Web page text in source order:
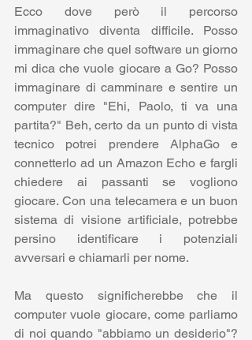
Ecco dove però il percorso
immaginativo diventa difficile. Posso
immaginare che quel software un giorno
mi dica che vuole giocare a Go? Posso
immaginare di camminare e sentire un
computer dire "Ehi, Paolo, ti va una
partita?" Beh, certo da un punto di vista
tecnico potrei prendere AlphaGo e
connetterlo ad un Amazon Echo e fargli
chiedere ai passanti se vogliono
giocare. Con una telecamera e un buon
sistema di visione artificiale, potrebbe
persino identificare i potenziali
avversari e chiamarli per nome.
Ma questo significherebbe che il
computer vuole giocare, come parliamo
di noi quando "abbiamo un desiderio"?